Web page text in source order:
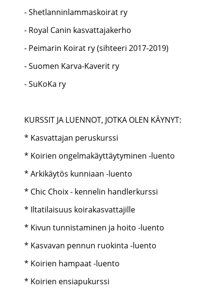
- Shetlanninlammaskoirat ry
- Royal Canin kasvattajakerho
- Peimarin Koirat ry (sihteeri 2017-2019)
- Suomen Karva-Kaverit ry
- SuKoKa ry
KURSSIT JA LUENNOT, JOTKA OLEN KÄYNYT:
* Kasvattajan peruskurssi
* Koirien ongelmakäyttäytyminen -luento
* Arkikäytös kunniaan -luento
* Chic Choix - kennelin handlerkurssi
* Iltatilaisuus koirakasvattajille
* Kivun tunnistaminen ja hoito -luento
* Kasvavan pennun ruokinta -luento
* Koirien hampaat -luento
* Koirien ensiapukurssi